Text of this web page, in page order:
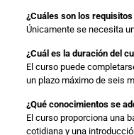
¿Cuáles son los
Únicamente se necesita
¿Cuál es la duración del
El curso puede
un plazo máximo de seis
¿Qué conocimientos se
El curso proporciona una
cotidiana y una